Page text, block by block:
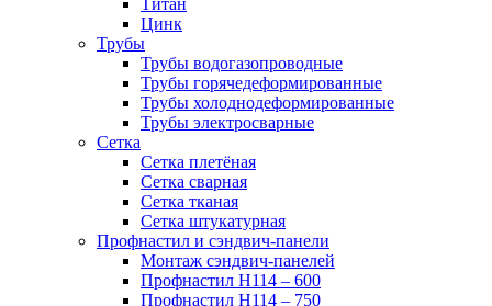
Титан
Цинк
Трубы
Трубы водогазопроводные
Трубы горячедеформированные
Трубы холоднодеформированные
Трубы электросварные
Сетка
Сетка плетёная
Сетка сварная
Сетка тканая
Сетка штукатурная
Профнастил и сэндвич-панели
Монтаж сэндвич-панелей
Профнастил Н114 – 600
Профнастил Н114 – 750